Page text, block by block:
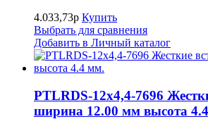
4.033,73р Купить
Выбрать для сравнения
Добавить в Личный каталог
PTLRDS-12x4,4-7696
ширина 12.00 мм высота